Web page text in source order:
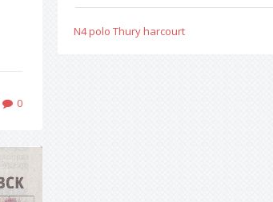
0
N4 polo Thury harcourt